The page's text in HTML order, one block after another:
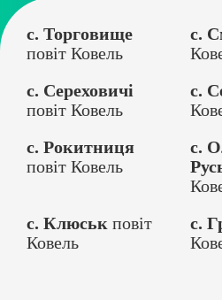
с. Торговище
повіт Ковель
с.
с. Сереховичі
повіт Ковель
с.
с. Рокитниця
повіт Ковель
с.
с. Клюськ повіт
Ковель
с.